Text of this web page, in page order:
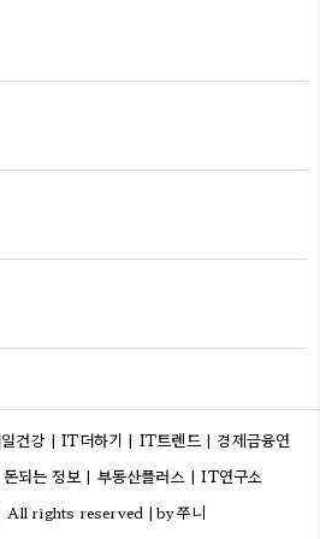
건강 |IT더하기 | IT트렌드|경제금융연
돈되는 정보| 부동산플러스 |IT연구소
All rights reserved | by쭈니